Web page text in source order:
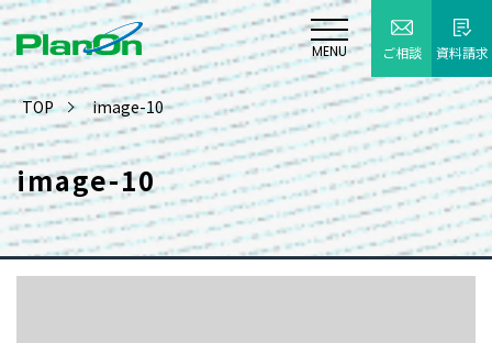
MENU ご相談 資料請求
TOP image-10
image-10